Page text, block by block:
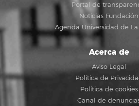
Portal de
Noticias Fundación
Agenda Universidad de
Acerca de
Aviso Legal
Política de
Política de cookies
Canal de